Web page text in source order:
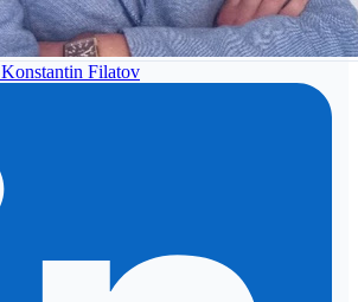
Konstantin Filatov